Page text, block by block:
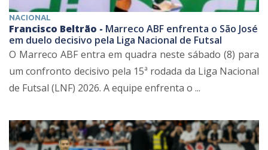
NACIONAL
Francisco Beltrão - Marreco ABF enfrenta o São José
em duelo decisivo pela Liga Nacional de Futsal
O Marreco ABF entra em quadra neste sábado (8) para
um confronto decisivo pela 15ª rodada da Liga Nacional
de Futsal (LNF) 2026. A equipe enfrenta o ...